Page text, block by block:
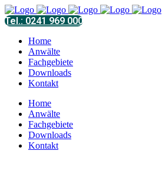
Tel.: 0241 969 000
Home
Anwälte
Fachgebiete
Downloads
Kontakt
Home
Anwälte
Fachgebiete
Downloads
Kontakt